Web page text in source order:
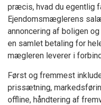
præcis, hvad du egentlig
Ejendomsmæglerens
annoncering af boligen
en samlet betaling for
mægleren leverer i
Først og fremmest
prissætning,
offline, håndtering af